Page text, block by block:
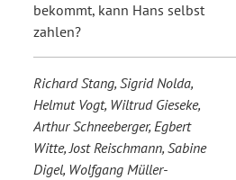
bekommt, kann Hans selbst
zahlen?
Richard Stang, Sigrid Nolda,
Helmut Vogt, Wiltrud Gieseke,
Arthur Schneeberger, Egbert
Witte, Jost Reischmann, Sabine
Digel, Wolfgang Müller-